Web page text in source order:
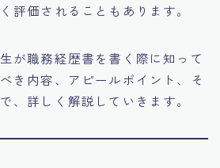
評価されることもあります。
が職務経歴書を書く際に知って
き内容、アピールポイント、そ
、詳しく解説していきます。